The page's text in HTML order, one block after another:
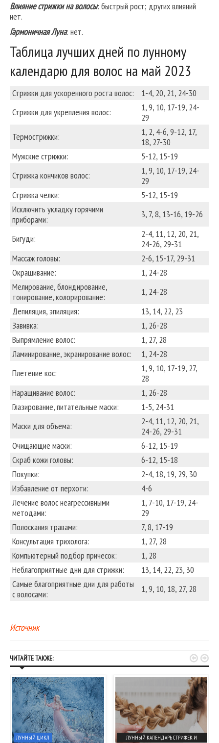
Влияние стрижки на волосы: быстрый рост; других влияний
нет.
Гармоничная Луна: нет.
Таблица лучших дней по лунному
календарю для волос на май 2023
Стрижки для ускоренного роста волос:
1-4, 20, 21, 24-30
Стрижки для укрепления волос:
1, 9, 10, 17-19, 24-
29
Термострижки:
1, 2, 4-6, 9-12, 17,
18, 27-30
Мужские стрижки:
5-12, 15-19
Стрижка кончиков волос:
1, 9, 10, 17-19, 24-
29
Стрижка челки:
5-12, 15-19
Исключить укладку горячими
приборами:
3, 7, 8, 13-16, 19-26
Бигуди:
2-4, 11, 12, 20, 21,
24-26, 29-31
Массаж головы:
2-6, 15-17, 29-31
Окрашивание:
1, 24-28
Мелирование, блондирование,
тонирование, колорирование:
1, 24-28
Депиляция, эпиляция:
13, 14, 22, 23
Завивка:
1, 26-28
Выпрямление волос:
1, 27, 28
Ламинирование, экранирование волос:
1, 24-28
Плетение кос:
1, 9, 10, 17-19, 27,
28
Наращивание волос:
1, 26-28
Глазирование, питательные маски:
1-5, 24-31
Маски для объема:
2-4, 11, 12, 20, 21,
24-26, 29-31
Очищающие маски:
6-12, 15-19
Скраб кожи головы:
6-12, 15-18
Покупки:
2-4, 18, 19, 29, 30
Избавление от перхоти:
4-6
Лечение волос неагрессивными
методами:
1, 7-10, 17-19, 24-
29
Полоскания травами:
7, 8, 17-19
Консультация трихолога:
1, 27, 28
Компьютерный подбор причесок:
1, 28
Неблагоприятные дни для стрижки:
13, 14, 22, 23, 30
Самые благоприятные дни для работы
с волосами:
1, 9, 10, 18, 27, 28
Источник
ЧИТАЙТЕ ТАКЖЕ:
ЛУННЫЙ ЦИКЛ ЛУННЫЙ КАЛЕНДАРЬ СТРИЖЕК И
 